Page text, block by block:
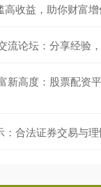
高收益，助你财富增
流论坛：分享经验
新高度：股票配资
：合法证券交易与